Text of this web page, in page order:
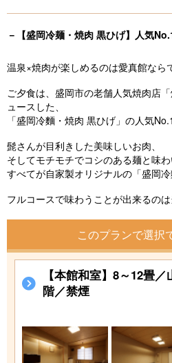
－【盛岡冷麺・焼肉 黒ひげ】人気
温泉×焼肉が楽しめるのは愛真館なら
ご夕食は、盛岡市の老舗人気焼肉店
ュースした、
「盛岡冷麵・焼肉 黒ひげ」の人気
髭さんが目利きした美味しいお肉、
そしてモチモチでコシのある麺と味わ
すべてが自家製オリジナルの「盛岡冷
フルコースで味わうことが出来るのは
このプランで選択
【本館和室】8～12畳
階／禁煙